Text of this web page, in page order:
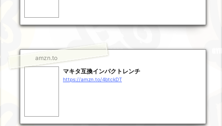
amzn.to
マキタ互換インパクトレンチ
https://amzn.to/4btckDT